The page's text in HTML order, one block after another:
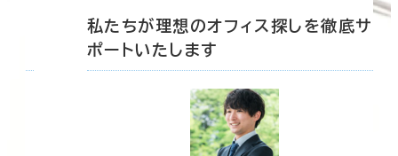
私たちが理想のオフィス探しを徹底サ
ポートいたします